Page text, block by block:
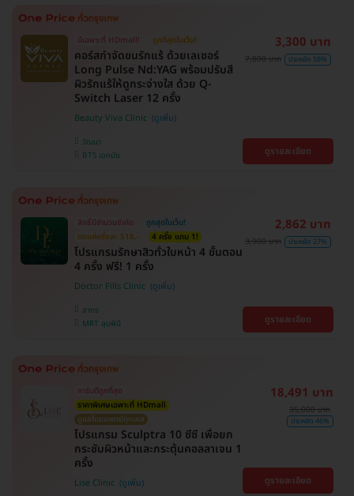
มีเฉพาะที่ HDmall! ถูกที่สุดในเว็บ!
คอร์สกำจัดขนรักแร้ ด้วยเลเซอร์
Long Pulse Nd:YAG พร้อมปรับสี
ผิวรักแร้ให้ดูกระจ่างใส ด้วย Q-
Switch Laser 12 ครั้ง
Beauty Viva Clinic
วัฒนา
BTS เอกมัย
3,300 บาท
7,800 บาท ประหยัด 58%
ดูรายละเอียด
สิทธิ์มีจำนวนจำกัด
ถูกสุดในเว็บ!
ตกแค่ครั้งละ 518.-
4 ครั้ง แถม 1!
โปรแกรมรักษาสิวทั่วใบหน้า 4 ขั้นตอน
4 ครั้ง ฟรี! 1 ครั้ง
Doctor Fills Clinic
สาทร
MRT ลุมพินี
2,862 บาท
3,900 บาท ประหยัด 27%
ดูรายละเอียด
การันตีถูกที่สุด
ราคาพิเศษเฉพาะที่ HDmall
ดูแลโดยแพทย์ทุกเคส
โปรแกรม Sculptra 10 ซีซี เพื่อยก
กระชับผิวหน้าและกระตุ้นคอลลาเจน 1
ครั้ง
Lise Clinic
18,491 บาท
35,000 บาท
ประหยัด 46%
ดูรายละเอียด